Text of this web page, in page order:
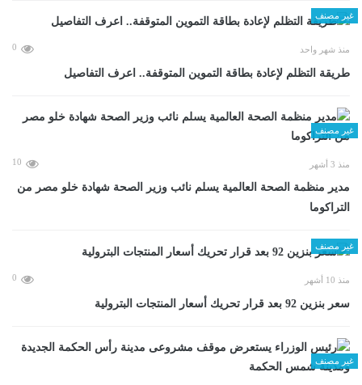
غير مصنف
منذ شهر واحد 0
طريقة التظلم لإعادة بطاقة التموين المتوقفة.. اعرف التفاصيل
غير مصنف
منذ 3 أشهر 10
مدير منظمة الصحة العالمية يسلم نائب وزير الصحة شهادة خلو مصر من
التراكوما
غير مصنف
منذ 10 أشهر 0
سعر بنزين 92 بعد قرار تحريك أسعار المنتجات البترولية
غير مصنف